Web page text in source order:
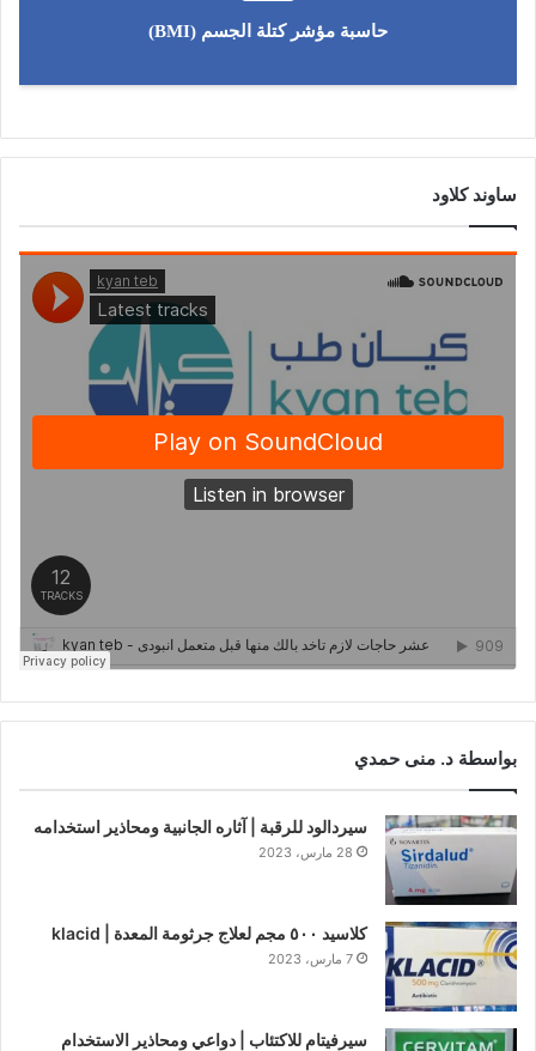
حاسبة مؤشر كتلة الجسم (BMI)
ساوند كلاود
بواسطة د. منى حمدي
سيردالود للرقبة | آثاره الجانبية ومحاذير استخدامه
28 مارس، 2023
كلاسيد ٥٠٠ مجم لعلاج جرثومة المعدة | klacid
7 مارس، 2023
سيرفيتام للاكتئاب | دواعي ومحاذير الاستخدام